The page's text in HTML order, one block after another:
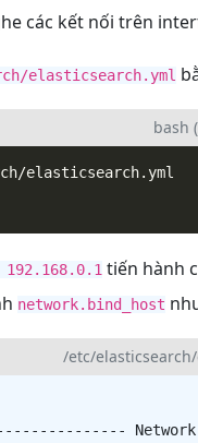
các kết nối trên
elasticsearch.yml
bash
tiến hành
network.bind_host
/etc/